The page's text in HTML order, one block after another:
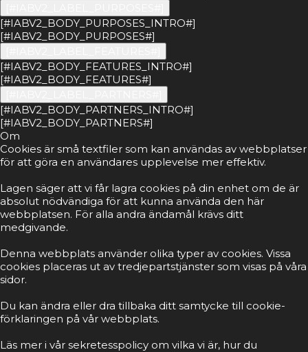
[#IABV2_BODY_PURPOSES_INTRO#]
[#IABV2_BODY_PURPOSES#]
[#IABV2_BODY_FEATURES_INTRO#]
[#IABV2_BODY_FEATURES#]
[#IABV2_BODY_PARTNERS_INTRO#]
[#IABV2_BODY_PARTNERS#]
Om
Cookies är små textfiler som kan användas av webbplatser
för att göra en användares upplevelse mer effektiv.
Lagen säger att vi får lagra cookies på din enhet om de är
absolut nödvändiga för att kunna använda den här
webbplatsen. För alla andra ändamål krävs ditt
medgivande.
Denna webbplats använder olika typer av cookies. Vissa
cookies placeras ut av tredjepartstjänster som visas på våra
sidor.
Du kan ändra eller dra tillbaka ditt samtycke till cookie-
förklaringen på vår webbplats.
Läs mer i vår sekretesspolicy om vilka vi är, hur du